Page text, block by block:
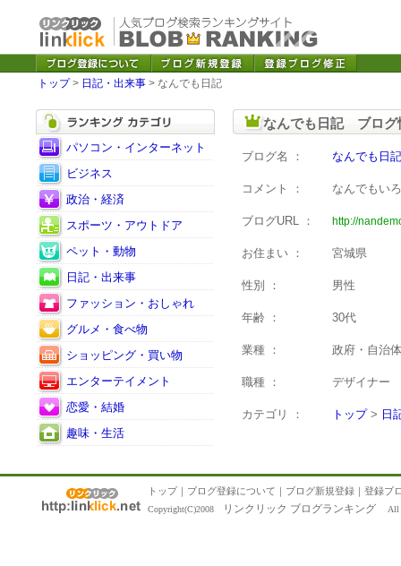
トップ> 日記・出来事 > なんでも日記
パソコン・インターネット
ビジネス
政治・経済
スポーツ・アウトドア
ペット・動物
日記・出来事
ファッション・おしゃれ
グルメ・食べ物
ショッピング・買い物
エンターテイメント
恋愛・結婚
趣味・生活
なんでも日記 ブログ
ブログ名 ： なんでも日記
コメント ： なんでもい
ブログURL ： http://
お住まい ： 宮城県
性別 ： 男性
年齢 ： 30代
業種 ： 政府・自治体
職種 ： デザイナー
カテゴリ ： トップ> 日
トップ｜ ブログ登録について ｜ ブログ新規登録 ｜ 登録ブ
Copyright(C)2008 リンクリック ブログランキング All